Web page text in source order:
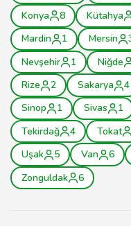
Konya
8 Kütahya
Mardin
1 Mersin
Nevşehir
1 Niğde
Rize
2 Sakarya 4
Sinop
1 Sivas 1
Tekirdağ
4 Tokat
Uşak
5 Van 6
Zonguldak
6